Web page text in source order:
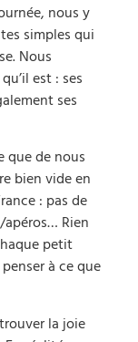
nous y
simples qui
Nous
est : ses
ses
que de nous
bien vide en
: pas de
Rien
petit
à ce que
la joie